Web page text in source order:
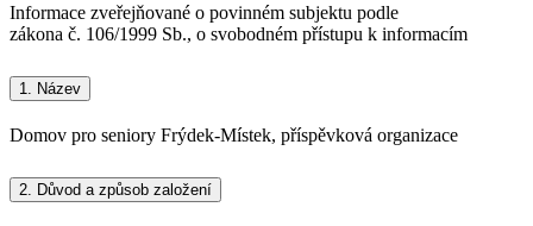
Informace zveřejňované o povinném subjektu podle
zákona č. 106/1999 Sb., o svobodném přístupu k informacím
1. Název
Domov pro seniory Frýdek-Místek, příspěvková organizace
2. Důvod a způsob založení